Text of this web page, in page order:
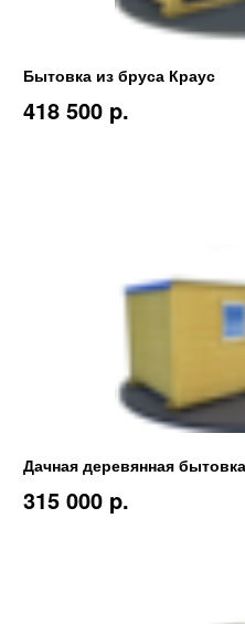
Бытовка из бруса Краус
418 500 p.
Дачная деревянная
315 000 p.